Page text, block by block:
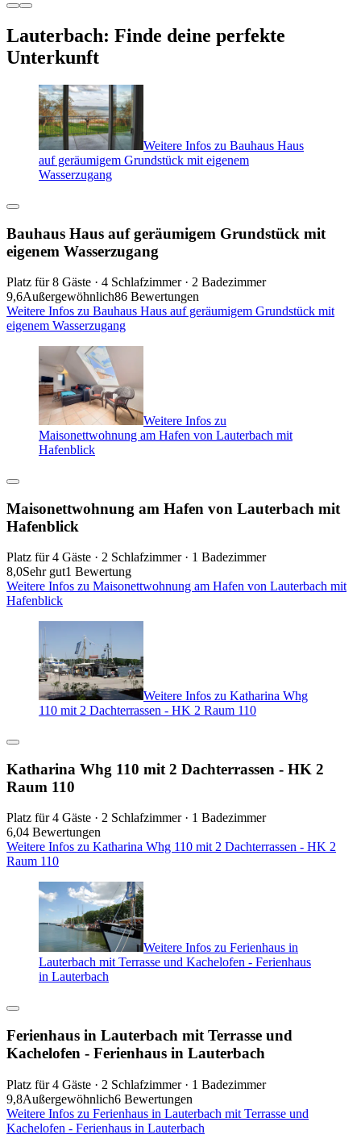
Lauterbach: Finde deine perfekte
Unterkunft
Weitere Infos zu Bauhaus Haus
auf geräumigem Grundstück mit eigenem
Wasserzugang
Bauhaus Haus auf geräumigem Grundstück mit
eigenem Wasserzugang
Platz für 8 Gäste · 4 Schlafzimmer · 2 Badezimmer
9,6Außergewöhnlich86 Bewertungen
Weitere Infos zu Bauhaus Haus auf geräumigem Grundstück mit
eigenem Wasserzugang
Weitere Infos zu
Maisonettwohnung am Hafen von Lauterbach mit
Hafenblick
Maisonettwohnung am Hafen von Lauterbach mit
Hafenblick
Platz für 4 Gäste · 2 Schlafzimmer · 1 Badezimmer
8,0Sehr gut1 Bewertung
Weitere Infos zu Maisonettwohnung am Hafen von Lauterbach mit
Hafenblick
Weitere Infos zu Katharina Whg
110 mit 2 Dachterrassen - HK 2 Raum 110
Katharina Whg 110 mit 2 Dachterrassen - HK 2
Raum 110
Platz für 4 Gäste · 2 Schlafzimmer · 1 Badezimmer
6,04 Bewertungen
Weitere Infos zu Katharina Whg 110 mit 2 Dachterrassen - HK 2
Raum 110
Weitere Infos zu Ferienhaus in
Lauterbach mit Terrasse und Kachelofen - Ferienhaus
in Lauterbach
Ferienhaus in Lauterbach mit Terrasse und
Kachelofen - Ferienhaus in Lauterbach
Platz für 4 Gäste · 2 Schlafzimmer · 1 Badezimmer
9,8Außergewöhnlich6 Bewertungen
Weitere Infos zu Ferienhaus in Lauterbach mit Terrasse und
Kachelofen - Ferienhaus in Lauterbach